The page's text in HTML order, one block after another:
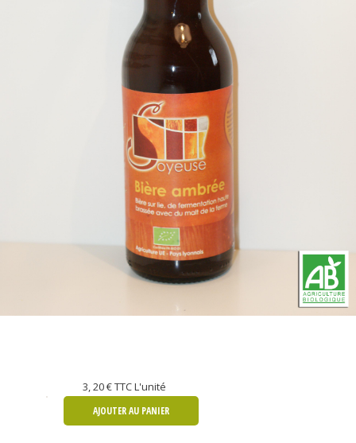
3, 20 €TTC L'unité
AJOUTER AU PANIER